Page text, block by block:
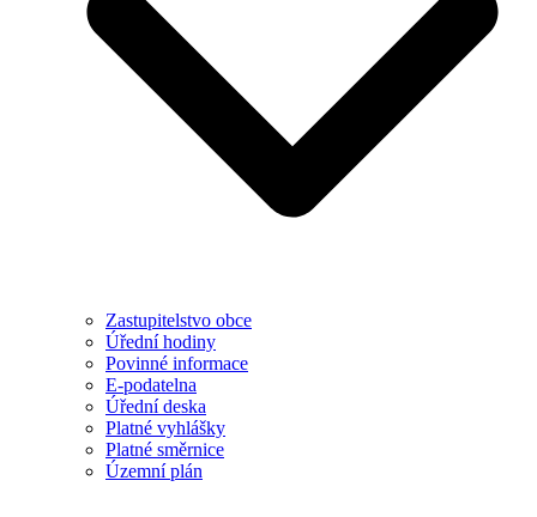
Zastupitelstvo obce
Úřední hodiny
Povinné informace
E-podatelna
Úřední deska
Platné vyhlášky
Platné směrnice
Územní plán